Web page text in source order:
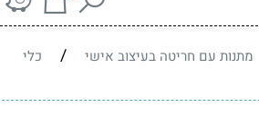
מתנות עם חריטה בעיצוב אישי /
כלי